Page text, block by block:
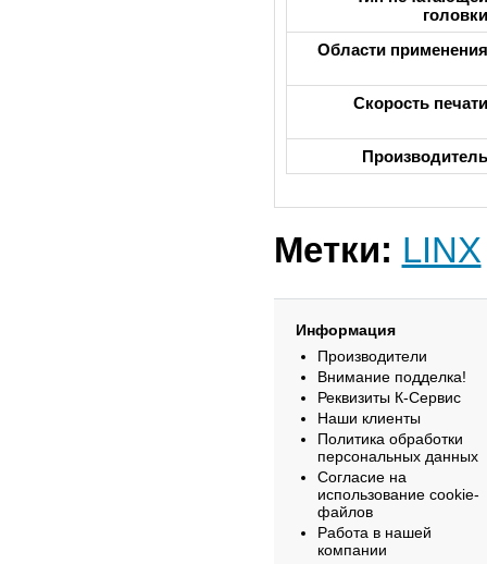
головки
Области применения
Скорость печати
Производитель
Метки: LINX
Информация
Производители
Внимание подделка!
Реквизиты К-Сервис
Наши клиенты
Политика обработки
персональных данных
Согласие на
использование cookie-
файлов
Работа в нашей
компании